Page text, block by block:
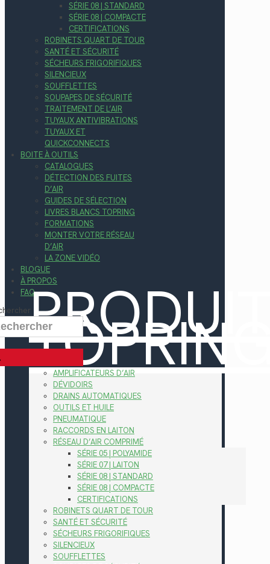
SÉRIE 08 | STANDARD
SÉRIE 08 | COMPACTE
CERTIFICATIONS
ROBINETS QUART DE TOUR
SANTÉ ET SÉCURITÉ
SÉCHEURS FRIGORIFIQUES
SILENCIEUX
SOUFFLETTES
SOUPAPES DE SÉCURITÉ
TRAITEMENT DE L’AIR
TUYAUX ANTIVIBRATIONS
TUYAUX ET
QUICKCONNECTS
BOITE À OUTILS
CATALOGUES
DÉTECTION DES FUITES
D’AIR
GUIDES DE SÉLECTION
LIVRES BLANCS TOPRING
FORMATIONS
MONTER VOTRE RÉSEAU
D’AIR
LA ZONE VIDÉO
BLOGUE
À PROPOS
FAQ
AMPLIFICATEURS D’AIR
DÉVIDOIRS
DRAINS AUTOMATIQUES
OUTILS ET HUILE
PNEUMATIQUE
RACCORDS EN LAITON
RÉSEAU D’AIR COMPRIMÉ
SÉRIE 05 | POLYAMIDE
SÉRIE 07 | LAITON
SÉRIE 08 | STANDARD
SÉRIE 08 | COMPACTE
CERTIFICATIONS
ROBINETS QUART DE TOUR
SANTÉ ET SÉCURITÉ
SÉCHEURS FRIGORIFIQUES
SILENCIEUX
SOUFFLETTES